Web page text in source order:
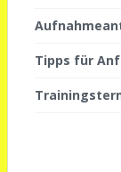
Tipps für